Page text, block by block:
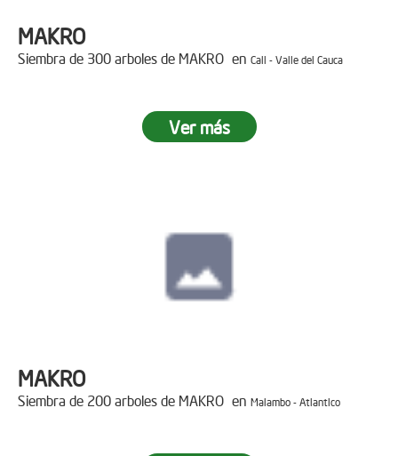
MAKRO
Siembra de 300 arboles de MAKRO en Cali - Valle del Cauca
Ver más
MAKRO
Siembra de 200 arboles de MAKRO en Malambo - Atlantico